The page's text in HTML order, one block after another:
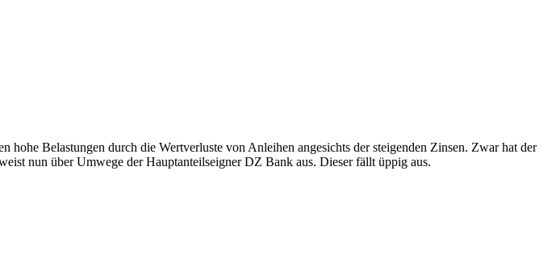
Belastungen durch die Wertverluste von Anleihen angesichts der steigenden Zinsen. Zwar hat der
nun über Umwege der Hauptanteilseigner DZ Bank aus. Dieser fällt üppig aus.